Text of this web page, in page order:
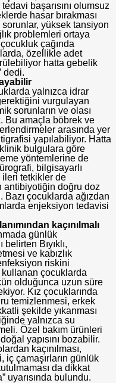
başarısını olumsuz
hasar bırakması
yüksek tansiyon
problemleri ortaya
çağında
özellikle adet
hatta gebelik
dedi.
yalnızca idrar
vurgulayan
sorunların ve olası
Bu amaçla böbrek ve
arasında yer
yapılabiliyor. Hatta
bulgulara göre
yöntemlerine de
bilgisayarlı
tetkikler de
antibiyotiğin doğru doz
Bazı çocuklarda ağızdan
enjeksiyon tedavisi
kaçınılmalı
günlük
belirten Bıyıklı,
ve kabızlık
riskini
çocuklarda
olduğunca uzun süre
Kız çocuklarında
temizlenmesi, erkek
şekilde yıkanması
yalnızca su
Özel bakım ürünleri
yapısını bozabilir.
kaçınılması,
iç çamaşırların günlük
da dikkat
uyarısında bulundu.